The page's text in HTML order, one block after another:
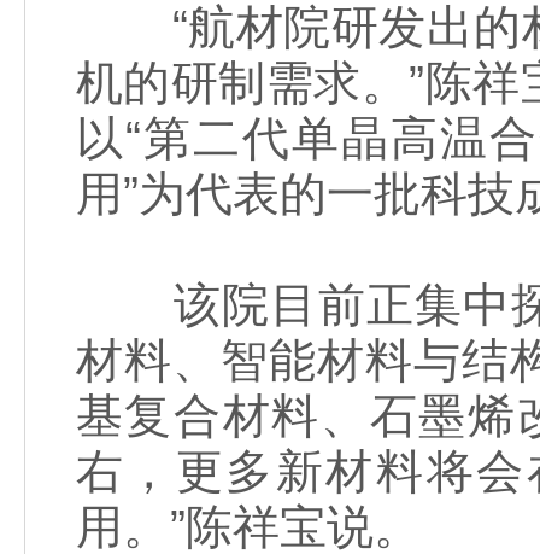
“航材院研发出的
机的研制需求。”陈
以“第二代单晶高温
用”为代表的一批科技
该院目前正集中探
材料、智能材料与结
基复合材料、石墨烯
右，更多新材料将
用。”陈祥宝说。